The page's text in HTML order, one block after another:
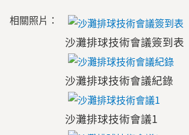
相關照片：
沙灘排球技術會議簽到表
沙灘排球技術會議紀錄
沙灘排球技術會議1